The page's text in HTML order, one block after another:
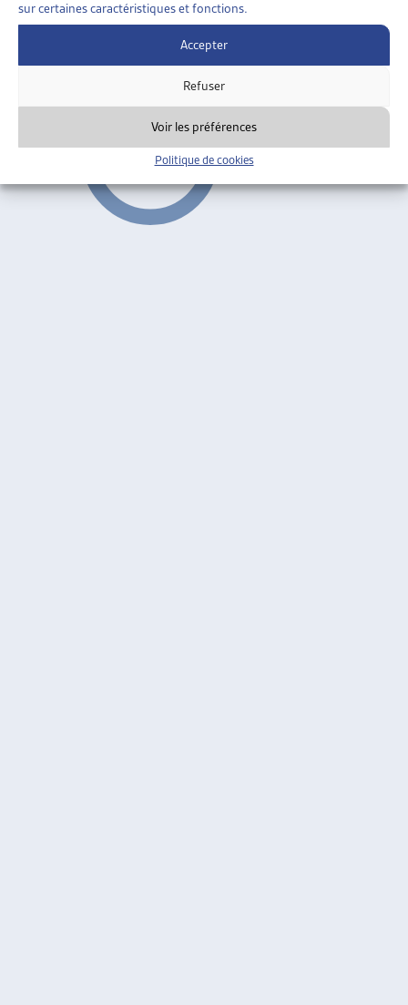
sur certaines caractéristiques et fonctions.
Accepter
Refuser
Voir les préférences
Politique de cookies
Curia Vista, 2004-2007
Hôpitaux